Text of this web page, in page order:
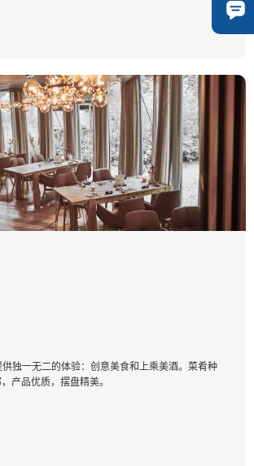
供独一无二的体验：创意美食和上乘美酒。菜肴种
产品优质，摆盘精美。